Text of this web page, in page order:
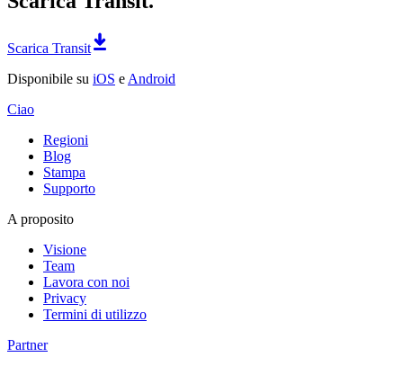
Scarica Transit
Disponibile su iOS e Android
Ciao
Regioni
Blog
Stampa
Supporto
A proposito
Visione
Team
Lavora con noi
Privacy
Termini di utilizzo
Partner